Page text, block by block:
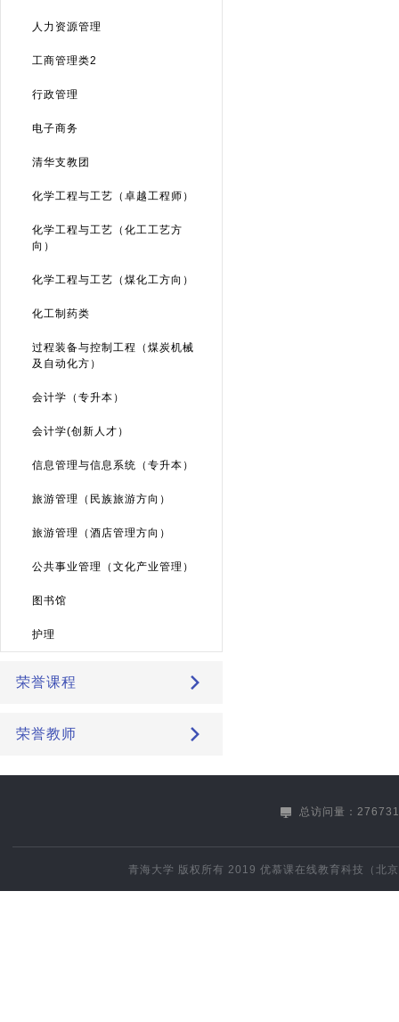
人力资源管理
工商管理类2
行政管理
电子商务
清华支教团
化学工程与工艺（卓越工程师）
化学工程与工艺（化工工艺方
向）
化学工程与工艺（煤化工方向）
化工制药类
过程装备与控制工程（煤炭机械
及自动化方）
会计学（专升本）
会计学(创新人才）
信息管理与信息系统（专升本）
旅游管理（民族旅游方向）
旅游管理（酒店管理方向）
公共事业管理（文化产业管理）
图书馆
护理
荣誉课程
荣誉教师
总访问量：
青海大学 版权所有 2019优慕课在线教育科技（北